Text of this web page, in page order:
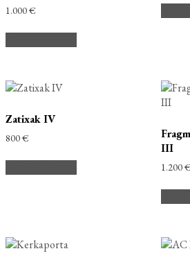
1.000€
Zatixak IV
800€
III
1.200€